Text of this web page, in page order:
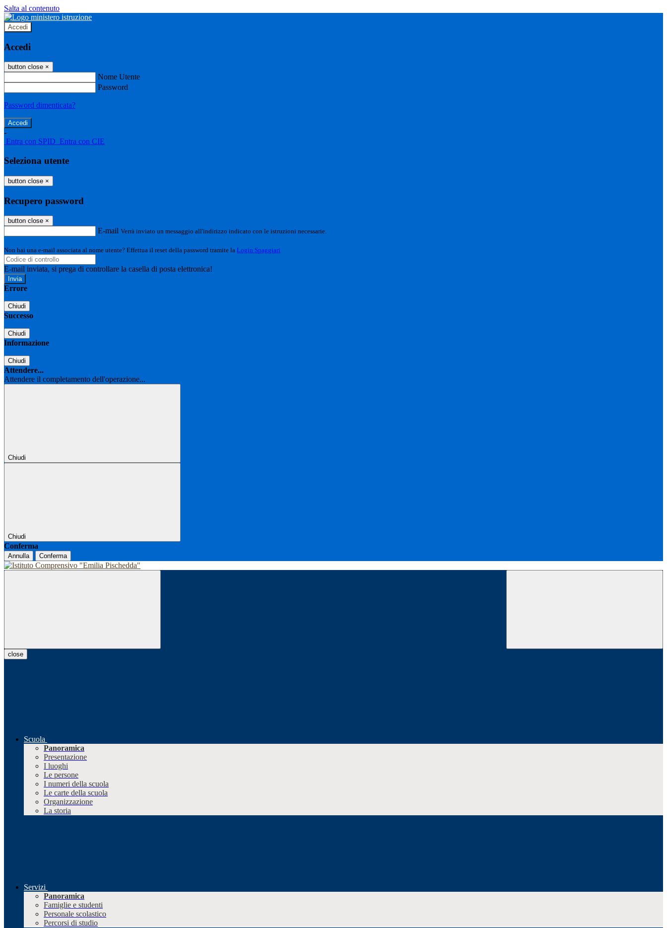
Salta al contenuto
Accedi
Accedi
button close ×
Nome Utente
Password
Password dimenticata?
-
Entra con SPID Entra con CIE
Seleziona utente
button close ×
Recupero password
button close ×
E-mail Verrà inviato un messaggio all'indirizzo indicato con le istruzioni necessarie.
Non hai una e-mail associata al nome utente? Effettua il reset della password tramite la Login Spaggiari
E-mail inviata, si prega di controllare la casella di posta elettronica!
Errore
Chiudi
Successo
Chiudi
Informazione
Chiudi
Attendere...
Attendere il completamento dell'operazione...
Chiudi
Chiudi
Conferma
Annulla Conferma
close
Scuola
Panoramica
Presentazione
I luoghi
Le persone
I numeri della scuola
Le carte della scuola
Organizzazione
La storia
Servizi
Panoramica
Famiglie e studenti
Personale scolastico
Percorsi di studio